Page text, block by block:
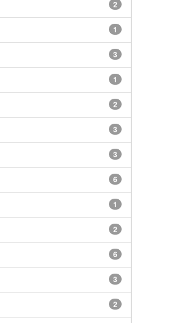
2
1
3
1
2
3
3
6
1
2
6
3
2